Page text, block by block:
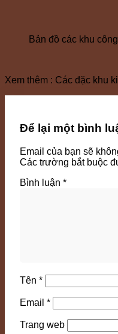
Bản đồ các khu
Xem thêm : Các đặc khu
Để lại một bình
Email của bạn sẽ
Các trường bắt buộc
Bình luận *
Tên *
Email *
Trang web